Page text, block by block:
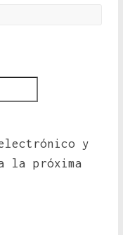
y
la próxima